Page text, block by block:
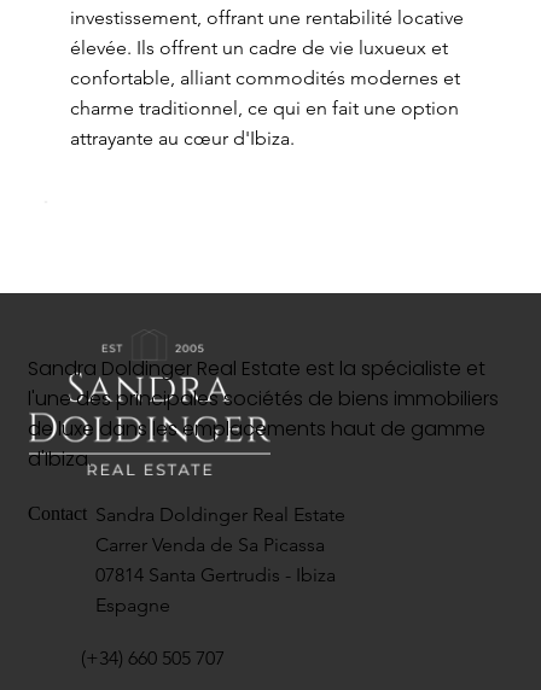
investissement, offrant une rentabilité locative
élevée. Ils offrent un cadre de vie luxueux et
confortable, alliant commodités modernes et
charme traditionnel, ce qui en fait une option
attrayante au cœur d'Ibiza.
Sandra Doldinger Real Estate est la spécialiste et
l'une des principales sociétés de biens immobiliers
de luxe dans les emplacements haut de gamme
d'Ibiza.
Contact Sandra Doldinger Real Estate
Carrer Venda de Sa Picassa
07814 Santa Gertrudis - Ibiza
Espagne
(+34) 660 505 707